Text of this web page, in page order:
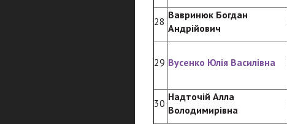
28
Вавринюк Богдан
Андрійович
29 Вусенко Юлія Василівна
30
Надточій Алла
Володимирівна